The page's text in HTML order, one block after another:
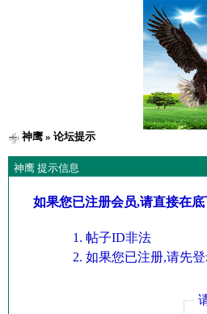
神鹰» 论坛提示
神鹰 提示信息
如果您已注册会员,请直接在
帖子ID非法
如果您已注册,请先